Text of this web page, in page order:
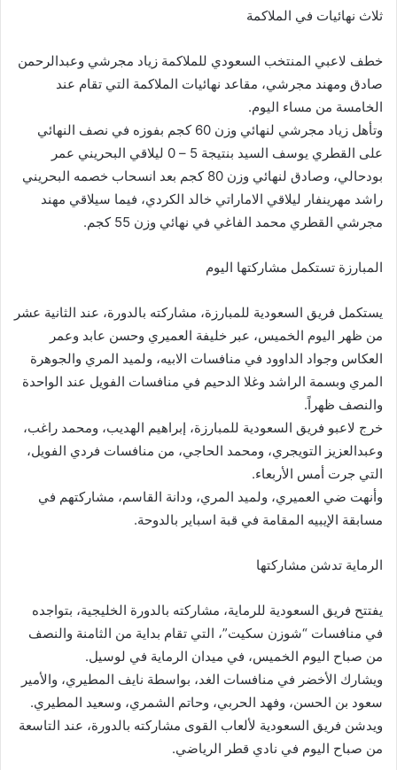
ثلاث نهائيات في الملاكمة
خطف لاعبي المنتخب السعودي للملاكمة زياد مجرشي وعبدالرحمن
صادق ومهند مجرشي، مقاعد نهائيات الملاكمة التي تقام عند
الخامسة من مساء اليوم.
وتأهل زياد مجرشي لنهائي وزن 60 كجم بفوزه في نصف النهائي
على القطري يوسف السيد بنتيجة 5 – 0 ليلاقي البحريني عمر
بودحالي، وصادق لنهائي وزن 80 كجم بعد انسحاب خصمه البحريني
راشد مهرينفار ليلاقي الاماراتي خالد الكردي، فيما سيلاقي مهند
مجرشي القطري محمد الفاغي في نهائي وزن 55 كجم.
المبارزة تستكمل مشاركتها اليوم
يستكمل فريق السعودية للمبارزة، مشاركته بالدورة، عند الثانية عشر
من ظهر اليوم الخميس، عبر خليفة العميري وحسن عابد وعمر
العكاس وجواد الداوود في منافسات الابيه، ولميد المري والجوهرة
المري وبسمة الراشد وغلا الدحيم في منافسات الفويل عند الواحدة
والنصف ظهراً.
خرج لاعبو فريق السعودية للمبارزة، إبراهيم الهديب، ومحمد راغب،
وعبدالعزيز التويجري، ومحمد الحاجي، من منافسات فردي الفويل،
التي جرت أمس الأربعاء.
وأنهت ضي العميري، ولميد المري، ودانة القاسم، مشاركتهم في
مسابقة الإيبيه المقامة في قبة اسباير بالدوحة.
الرماية تدشن مشاركتها
يفتتح فريق السعودية للرماية، مشاركته بالدورة الخليجية، بتواجده
في منافسات “شوزن سكيت”، التي تقام بداية من الثامنة والنصف
من صباح اليوم الخميس، في ميدان الرماية في لوسيل.
ويشارك الأخضر في منافسات الغد، بواسطة نايف المطيري، والأمير
سعود بن الحسن، وفهد الحربي، وحاتم الشمري، وسعيد المطيري.
ويدشن فريق السعودية لألعاب القوى مشاركته بالدورة، عند التاسعة
من صباح اليوم في نادي قطر الرياضي.